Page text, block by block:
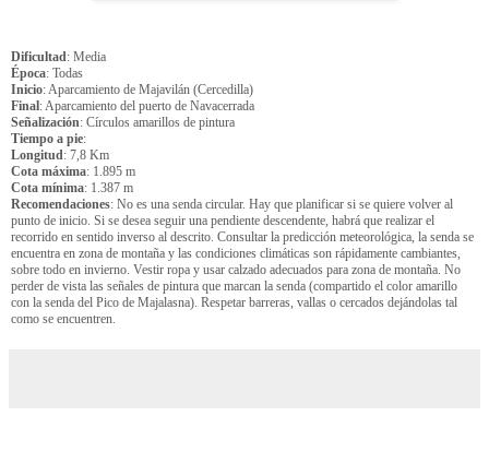
Dificultad: Media
Época: Todas
Inicio: Aparcamiento de Majavilán (Cercedilla)
Final: Aparcamiento del puerto de Navacerrada
Señalización: Círculos amarillos de pintura
Tiempo a pie:
Longitud: 7,8 Km
Cota máxima: 1.895 m
Cota mínima: 1.387 m
Recomendaciones: No es una senda circular. Hay que planificar si se quiere volver al
punto de inicio. Si se desea seguir una pendiente descendente, habrá que realizar el
recorrido en sentido inverso al descrito. Consultar la predicción meteorológica, la senda se
encuentra en zona de montaña y las condiciones climáticas son rápidamente cambiantes,
sobre todo en invierno. Vestir ropa y usar calzado adecuados para zona de montaña. No
perder de vista las señales de pintura que marcan la senda (compartido el color amarillo
con la senda del Pico de Majalasna). Respetar barreras, vallas o cercados dejándolas tal
como se encuentren.